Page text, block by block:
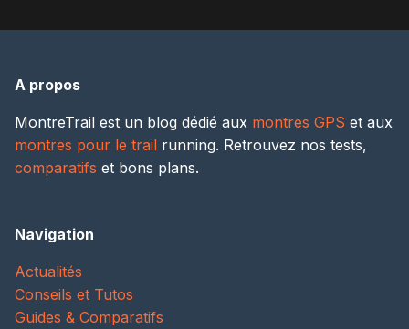
A propos
MontreTrail est un blog dédié aux montres GPS et aux
montres pour le trail running. Retrouvez nos tests,
comparatifs et bons plans.
Navigation
Actualités
Conseils et Tutos
Guides & Comparatifs